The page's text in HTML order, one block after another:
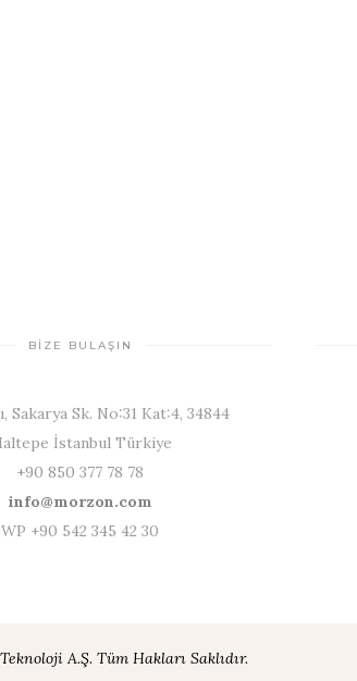
BİZE BULAŞIN
Sakarya Sk. No:31 Kat:4, 34844
İstanbul Türkiye
+90 850 377 78 78
info@morzon.com
WP +90 542 345 42 30
A.Ş. Tüm Hakları Saklıdır.